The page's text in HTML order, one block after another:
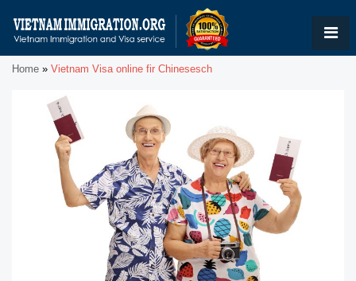
Home » Vietnam Visa online fir Chinesesch